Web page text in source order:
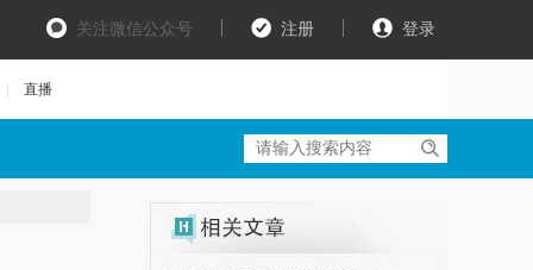
关注微信公众号 注册 登录
直播